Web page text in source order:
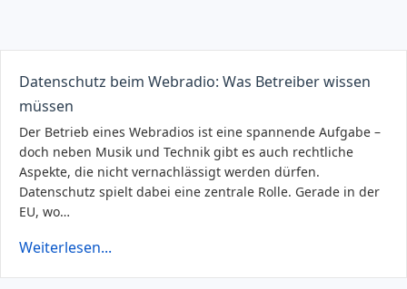
Datenschutz beim Webradio: Was Betreiber wissen
müssen
Der Betrieb eines Webradios ist eine spannende Aufgabe –
doch neben Musik und Technik gibt es auch rechtliche
Aspekte, die nicht vernachlässigt werden dürfen.
Datenschutz spielt dabei eine zentrale Rolle. Gerade in der
EU, wo…
Weiterlesen...